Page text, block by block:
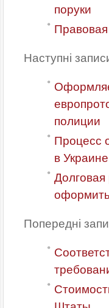
поруки
Наступні
полиции
Процесс
в Украине
Долговая
Попередні